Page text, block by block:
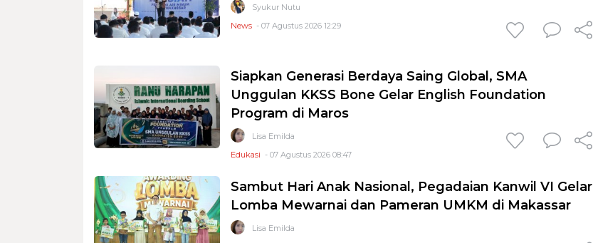
Syukur Nutu
News - 07 Agustus 2026 12:29
Siapkan Generasi Berdaya Saing Global, SMA
Unggulan KKSS Bone Gelar English Foundation
Program di Maros
Lisa Emilda
Edukasi - 07 Agustus 2026 08:47
Sambut Hari Anak Nasional, Pegadaian Kanwil VI Gelar
Lomba Mewarnai dan Pameran UMKM di Makassar
Lisa Emilda